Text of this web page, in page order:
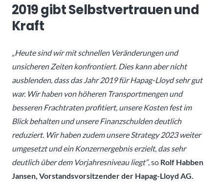
2019 gibt Selbstvertrauen und
Kraft
„Heute sind wir mit schnellen Veränderungen und
unsicheren Zeiten konfrontiert. Dies kann aber nicht
ausblenden, dass das Jahr 2019 für Hapag-Lloyd sehr gut
war. Wir haben von höheren Transportmengen und
besseren Frachtraten profitiert, unsere Kosten fest im
Blick behalten und unsere Finanzschulden deutlich
reduziert. Wir haben zudem unsere Strategy 2023 weiter
umgesetzt und ein Konzernergebnis erzielt, das sehr
deutlich über dem Vorjahresniveau liegt“, so Rolf Habben
Jansen, Vorstandsvorsitzender der Hapag-Lloyd AG.